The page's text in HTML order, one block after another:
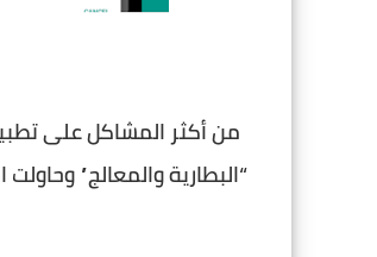
من أكثر المشاكل على